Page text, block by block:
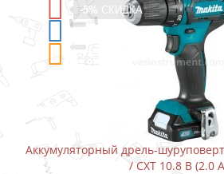
-5% СКИДКА
Аккумуляторный дрель-
/ CXT 10.8 В (2.0